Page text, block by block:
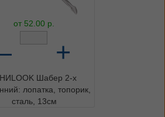
от 52.00 р.
+
Шабер 2-х
лопатка, топорик,
сталь, 13см